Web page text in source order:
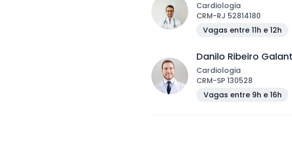
Cardiologia
CRM-RJ 52814180
Vagas entre 11h e 12h
Danilo Ribeiro
Cardiologia
CRM-SP 130528
Vagas entre 9h e 16h